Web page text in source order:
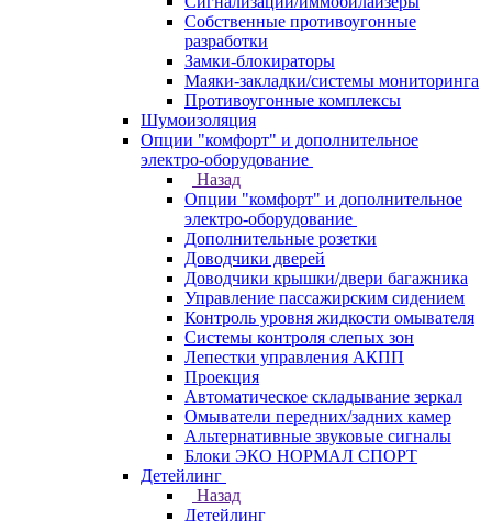
Собственные противоугонные
разработки
Замки-блокираторы
Маяки-закладки/системы мониторинга
Противоугонные комплексы
Шумоизоляция
Опции "комфорт" и дополнительное
электро-оборудование
Назад
Опции "комфорт" и дополнительное
электро-оборудование
Дополнительные розетки
Доводчики дверей
Доводчики крышки/двери багажника
Управление пассажирским сидением
Контроль уровня жидкости омывателя
Системы контроля слепых зон
Лепестки управления АКПП
Проекция
Автоматическое складывание зеркал
Омыватели передних/задних камер
Альтернативные звуковые сигналы
Блоки ЭКО НОРМАЛ СПОРТ
Детейлинг
Назад
Детейлинг